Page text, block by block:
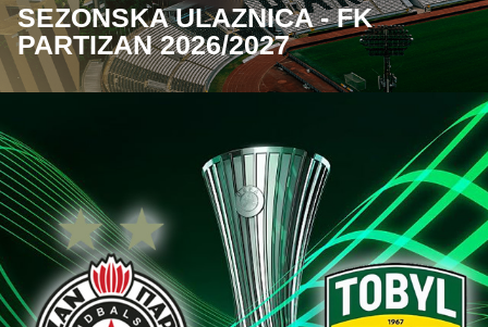
SEZONSKA ULAZNICA - FK
PARTIZAN 2026/2027